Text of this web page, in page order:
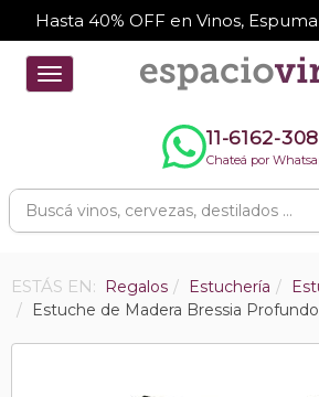
Hasta 40% OFF en Vinos,
Toggle
navigation
11-6162-
Chateá por
ESTÁS EN: Regalos Estuchería
Estuche de Madera Bressia